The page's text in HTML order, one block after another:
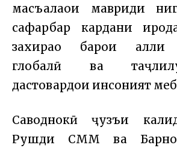
масъалаҳои мавриди
сафарбар кардани
захираҳо барои
глобалӣ ва
дастовардҳои инсоният
Саводнокӣ ҷузъи
Рушди СММ ва